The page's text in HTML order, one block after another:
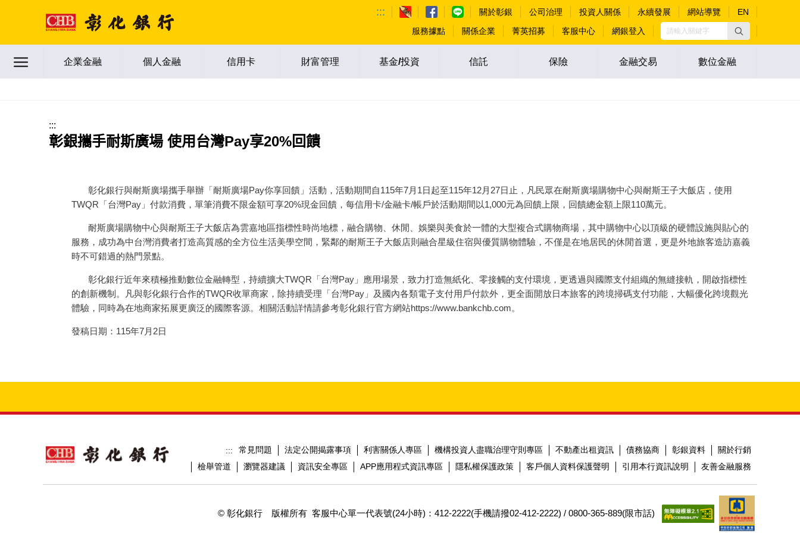
::: 關於彰銀 公司治理 投資人關係 永續發展 網站導覽
EN
服務據點
關係企業 菁英招募 客服中心 網銀登入
企業金融 個人金融 信用卡 財富管理 基金/投資 信託 保險 金融交易 數位金融
:::
彰銀攜手耐斯廣場 使用台灣Pay享20%回饋
彰化銀行與耐斯廣場攜手舉辦「耐斯廣場Pay你享回饋」活動，活動期間自115年7月1日起至115年12月27日止，凡民眾在耐斯廣場購物中心與耐斯王子大飯店，使用
TWQR「台灣Pay」付款消費，單筆消費不限金額可享20%現金回饋，每信用卡/金融卡/帳戶於活動期間以1,000元為回饋上限，回饋總金額上限110萬元。
耐斯廣場購物中心與耐斯王子大飯店為雲嘉地區指標性時尚地標，融合購物、休閒、娛樂與美食於一體的大型複合式購物商場，其中購物中心以頂級的硬體設施與貼心的
服務，成功為中台灣消費者打造高質感的全方位生活美學空間，緊鄰的耐斯王子大飯店則融合星級住宿與優質購物體驗，不僅是在地居民的休閒首選，更是外地旅客造訪嘉義
時不可錯過的熱門景點。
彰化銀行近年來積極推動數位金融轉型，持續擴大TWQR「台灣Pay」應用場景，致力打造無紙化、零接觸的支付環境，更透過與國際支付組織的無縫接軌，開啟指標性
的創新機制。凡與彰化銀行合作的TWQR收單商家，除持續受理「台灣Pay」及國內各類電子支付用戶付款外，更全面開放日本旅客的跨境掃碼支付功能，大幅優化跨境觀光
體驗，同時為在地商家拓展更廣泛的國際客源。相關活動詳情請參考彰化銀行官方網站https://www.bankchb.com。
發稿日期：115年7月2日
::: 常見問題 法定公開揭露事項 利害關係人專區 機構投資人盡職治理守則專區 不動產出租資訊 債務協商 彰銀資料
關於行銷
檢舉管道
瀏覽器建議 資訊安全專區 APP應用程式資訊專區 隱私權保護政策 客戶個人資料保護聲明 引用本行資訊說明 友善金融服務
© 彰化銀行 版權所有 客服中心單一代表號(24小時)：412-2222(手機請撥02-412-2222) / 0800-365-889(限市話)